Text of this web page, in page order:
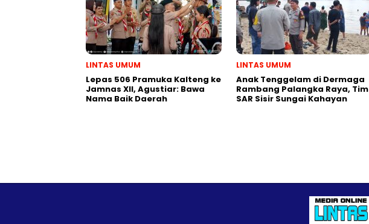
LINTAS UMUM
Lepas 506 Pramuka Kalteng ke
Jamnas XII, Agustiar: Bawa
Nama Baik Daerah
LINTAS UMUM
Anak Tenggelam di Dermaga
Rambang Palangka Raya, Tim
SAR Sisir Sungai Kahayan